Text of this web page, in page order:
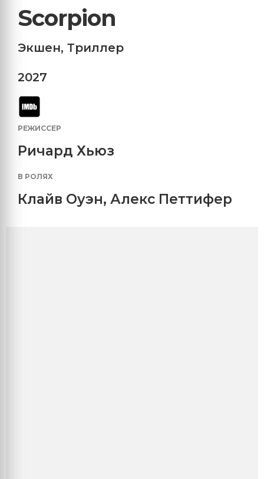
Scorpion
Экшен, Триллер
2027
РЕЖИССЕР
Ричард Хьюз
В РОЛЯХ
Клайв Оуэн, Алекс Петтифер